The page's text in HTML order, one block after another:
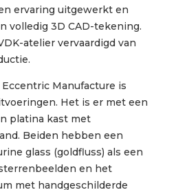
ervaring uitgewerkt en
volledig 3D CAD-tekening.
atelier vervaardigd van
Manufacture is
Het is er met een
platina kast met
Beiden hebben een
glass (goldfluss) als een
en het
met handgeschilderde